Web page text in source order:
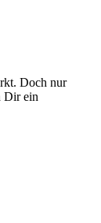
Doch nur
Dir ein